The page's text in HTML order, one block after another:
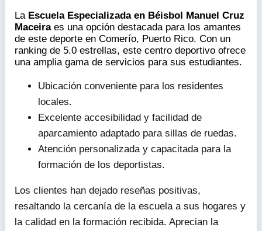
La Escuela Especializada en Béisbol Manuel Cruz
Maceiraes una opción destacada para los amantes
de este deporte en Comerío, Puerto Rico. Con un
ranking de 5.0 estrellas, este centro deportivo ofrece
una amplia gama de servicios para sus estudiantes.
Ubicación conveniente para los residentes
locales.
Excelente accesibilidad y facilidad de
aparcamiento adaptado para sillas de ruedas.
Atención personalizada y capacitada para la
formación de los deportistas.
Los clientes han dejado reseñas positivas,
resaltando la cercanía de la escuela a sus hogares y
la calidad en la formación recibida. Aprecian la